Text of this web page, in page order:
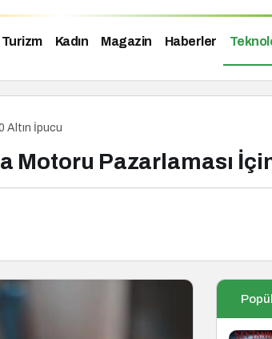
Turizm Kadın Magazin Haberler
Altın İpucu
Pazarlaması